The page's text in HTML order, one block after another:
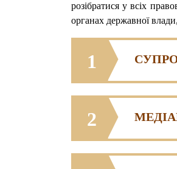
розібратися у всіх
органах державної
1
2